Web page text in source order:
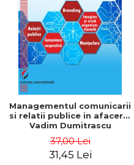
ADMINISTRATIVE
ȘTIINȚE ECONOMICE
ȘTIINȚE EXACTE
EDUCAȚIE FIZICĂ ȘI SPORT
PREUNIVERSITARIA
TIMP LIBER
ÎN CURS DE APARIȚIE
NOUTĂȚI
PACHETE DE STUDIU
PROMOȚIILE LUNII
Cum Cumpăr
Livrare
Politica de Retur
Formular de Retur
Distribuitori
Managementul comunicarii
si relatii publice in afaceri -
Vadim Dumitrascu
37,00 Lei
31,45 Lei